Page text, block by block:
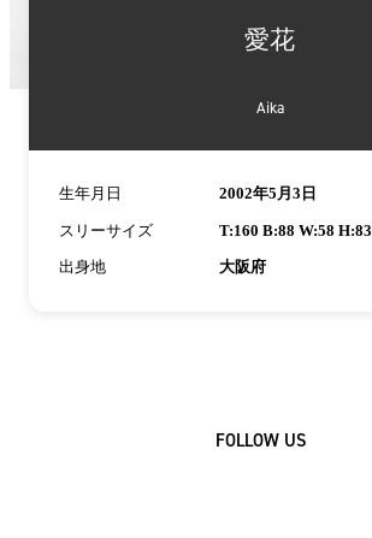
愛花
Aika
生年月日 2002年5月3日
スリーサイズ T:160 B:88 W:58 H:83
出身地 大阪府
FOLLOW US